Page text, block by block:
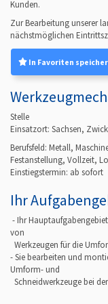
Kunden.
Zur Bearbeitung unserer
nächstmöglichen
In Favoriten
Stelle
Einsatzort: Sachsen,
Berufsfeld: Metall,
Festanstellung, Vollzeit,
Einstiegstermin: ab sofort
Ihr
- Ihr
von
Werkzeugen für die
- Sie bearbeiten und
Umform- und
Schneidwerkzeuge bei